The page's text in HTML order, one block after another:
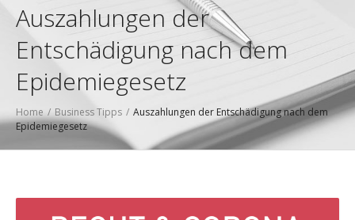
Auszahlungen der
Entschädigung nach dem
Epidemiegesetz
Home / Business Tipps / Auszahlungen der Entschädigung nach dem
Epidemiegesetz